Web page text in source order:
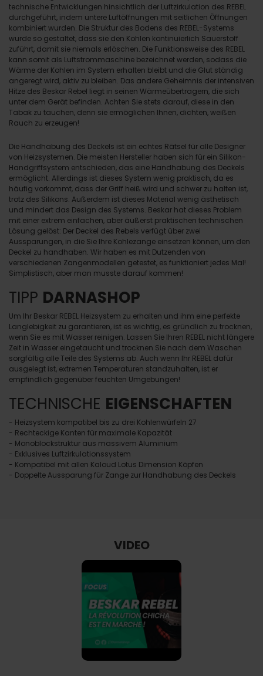
technische Entwicklungen hinsichtlich der Luftzirkulation des REBEL
durchgeführt, indem untere Luftöffnungen mit seitlichen Öffnungen
kombiniert wurden. Die Struktur des Bodens des REBEL-Systems
wurde so gestaltet, dass sie den Kohlen kontinuierlich Sauerstoff
zuführt, damit sie niemals erlöschen. Die Funktionsweise des REBEL
kann somit als Luftstrommaschine bezeichnet werden, sodass die
Wärme der Kohlen im System erhalten bleibt und die Glut ständig
angeregt wird, aktiv zu bleiben. Das andere Geheimnis der intensiven
Hitze des Beskar Rebel liegt in seinen Wärmeübertragern, die sich
unter dem Gerät befinden. Achten Sie stets darauf, diese in den
Tabak zu tauchen, denn sie ermöglichen Ihnen, dichten, weißen
Rauch zu erzeugen!
Die Handhabung des Deckels ist ein echtes Rätsel für alle Designer
von Heizsystemen. Die meisten Hersteller haben sich für ein Silikon-
Handgriffsystem entschieden, das eine Handhabung des Deckels
ermöglicht. Allerdings ist dieses System wenig praktisch, da es
häufig vorkommt, dass der Griff heiß wird und schwer zu halten ist,
trotz des Silikons. Außerdem ist dieses Material wenig ästhetisch
und mindert das Design des Systems. Beskar hat dieses Problem
mit einer extrem einfachen, aber äußerst praktischen technischen
Lösung gelöst: Der Deckel des Rebels verfügt über zwei
Aussparungen, in die Sie Ihre Kohlezange einsetzen können, um den
Deckel zu handhaben. Wir haben es mit Dutzenden von
verschiedenen Zangenmodellen getestet, es funktioniert jedes Mal!
Simplistisch, aber man musste darauf kommen!
TIPP DARNASHOP
Um Ihr Beskar REBEL Heizsystem zu erhalten und ihm eine perfekte
Langlebigkeit zu garantieren, ist es wichtig, es gründlich zu trocknen,
wenn Sie es mit Wasser reinigen. Lassen Sie Ihren REBEL nicht längere
Zeit in Wasser eingetaucht und trocknen Sie nach dem Waschen
sorgfältig alle Teile des Systems ab. Auch wenn Ihr REBEL dafür
ausgelegt ist, extremen Temperaturen standzuhalten, ist er
empfindlich gegenüber feuchten Umgebungen!
TECHNISCHE EIGENSCHAFTEN
- Heizsystem kompatibel bis zu drei Kohlenwürfeln 27
- Rechteckige Kanten für maximale Kapazität
- Monoblockstruktur aus massivem Aluminium
- Exklusives Luftzirkulationssystem
- Kompatibel mit allen Kaloud Lotus Dimension Köpfen
- Doppelte Aussparung für Zange zur Handhabung des Deckels
VIDEO